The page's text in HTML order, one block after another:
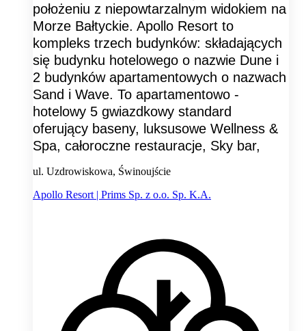
położeniu z niepowtarzalnym widokiem na
Morze Bałtyckie. Apollo Resort to
kompleks trzech budynków: składających
się budynku hotelowego o nazwie Dune i
2 budynków apartamentowych o nazwach
Sand i Wave. To apartamentowo -
hotelowy 5 gwiazdkowy standard
oferujący baseny, luksusowe Wellness &
Spa, całoroczne restauracje, Sky bar,
ul. Uzdrowiskowa, Świnoujście
Apollo Resort | Prims Sp. z o.o. Sp. K.A.